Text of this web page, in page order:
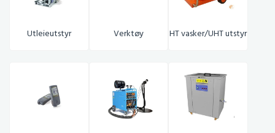
Utleieutstyr Verktøy HT vasker/UHT utstyr